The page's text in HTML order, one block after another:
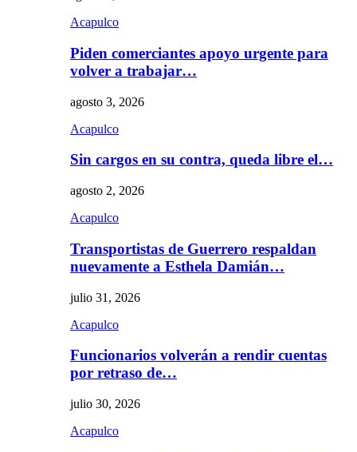
Acapulco
Piden comerciantes apoyo urgente para
volver a trabajar…
agosto 3, 2026
Acapulco
Sin cargos en su contra, queda libre el…
agosto 2, 2026
Acapulco
Transportistas de Guerrero respaldan
nuevamente a Esthela Damián…
julio 31, 2026
Acapulco
Funcionarios volverán a rendir cuentas
por retraso de…
julio 30, 2026
Acapulco